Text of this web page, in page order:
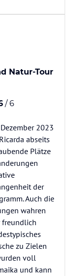
Natur-Tour
/ 6
2023
abseits
Plätze
der
Auch die
wahren
freundlich
zu Zielen
voll
und kann